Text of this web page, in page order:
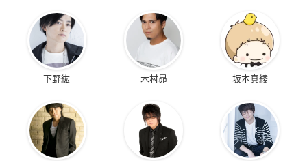
下野紘 木村昴 坂本真綾